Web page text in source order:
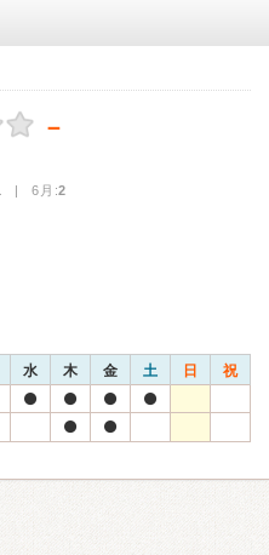
－
| 6月:2
水 木 金 土 日 祝